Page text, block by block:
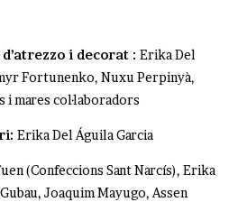
i decorat : Erika Del
Fortunenko, Nuxu Perpinyà,
i mares col·laboradors
Erika Del Águila Garcia
(Confeccions Sant Narcís), Erika
Joaquim Mayugo, Assen